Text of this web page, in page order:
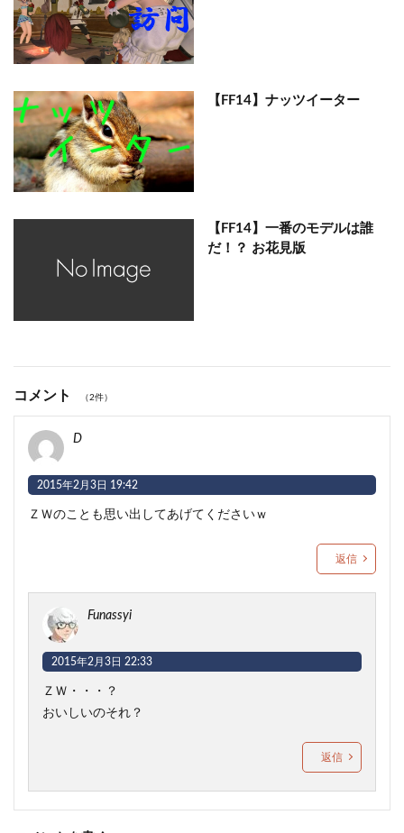
【FF14】ナッツイーター
【FF14】一番のモデルは誰
だ！？ お花見版
コメント （2件）
D
2015年2月3日 19:42
ＺＷのことも思い出してあげてくださいｗ
返信
Funassyi
2015年2月3日 22:33
ＺＷ・・・？
おいしいのそれ？
返信